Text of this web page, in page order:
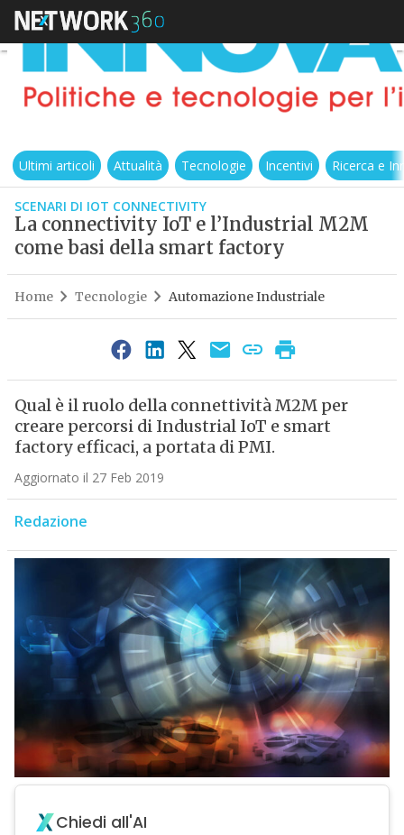
Ultimi articoli Attualità Tecnologie Incentivi Ricerca e
SCENARI DI IOT CONNECTIVITY
La connectivity IoT e l’Industrial M2M
come basi della smart factory
Home Tecnologie Automazione Industriale
Qual è il ruolo della connettività M2M per
creare percorsi di Industrial IoT e smart
factory efficaci, a portata di PMI.
Aggiornato il 27 Feb 2019
Redazione
Chiedi all'AI